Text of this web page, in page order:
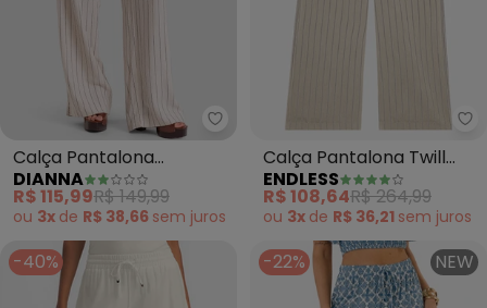
Dianna - Calça Pantalona
Calça Pantalona
Feminina (Bege)
DIANNA
R$ 115,99R$ 149,99
ou 3x de R$ 38,66 sem juros
Calça Pantalona Twill
Lurex (Bege)
ENDLESS
R$ 108,64R$ 264,99
ou 3x de R$ 36,21 sem juros
-40% -22% NEW